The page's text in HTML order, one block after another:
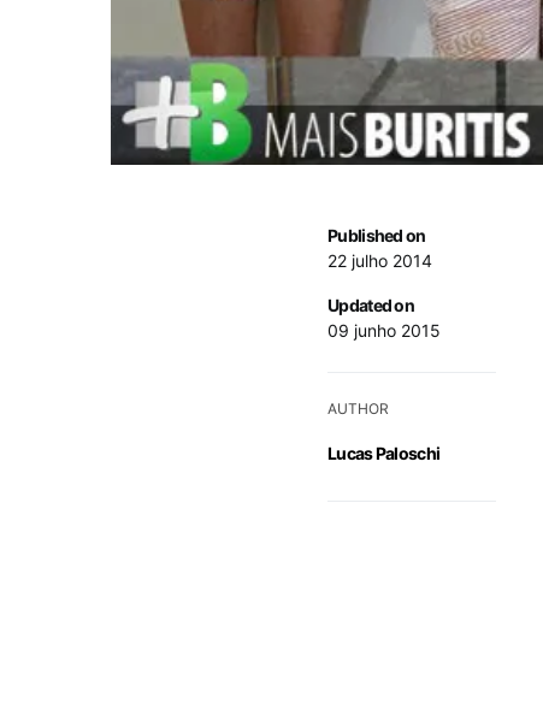
Published on
22 julho 2014
Updated on
09 junho 2015
AUTHOR
Lucas Paloschi